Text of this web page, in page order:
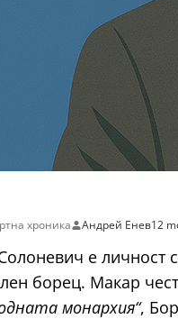
хроника Андрей Енев12
е личност
борец. Макар
монархия“,